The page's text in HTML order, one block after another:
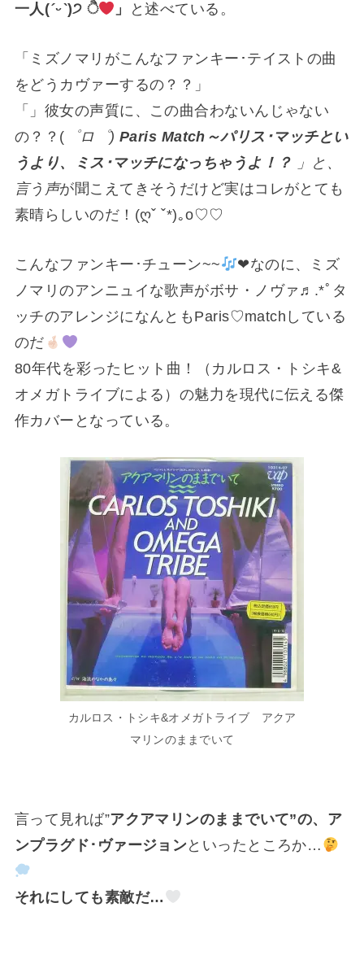
一人(ˊᵕˋ)੭ ੈ 」 と述べている。
「ミズノマリがこんなファンキー･テイストの曲
をどうカヴァーするの？？」
「」彼女の声質に、この曲合わないんじゃない
の？？( ゜ロ゜) Paris Match～パリス･マッチとい
うより、ミス･マッチになっちゃうよ！？
」と、
言う声が聞こえてきそうだけど実はコレがとても
素晴らしいのだ！(ღˇ ˇ*)｡o♡♡
こんなファンキー･チューン~~
❤︎なのに、ミズ
ノマリのアンニュイな歌声がボサ・ノヴァ♬.*ﾟタ
ッチのアレンジになんともParis♡matchしている
のだ
80年代を彩ったヒット曲！（カルロス・トシキ&
オメガトライブによる）の魅力を現代に伝える傑
作カバーとなっている。
カルロス・トシキ&オメガトライブ アクア
マリンのままでいて
言って見れば”アクアマリンのままでいて”の、ア
ンプラグド･ヴァージョンといったところか…
それにしても素敵だ…